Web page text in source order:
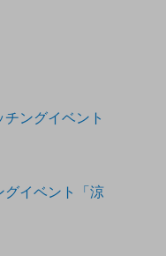
ングイベント
グイベント「涼